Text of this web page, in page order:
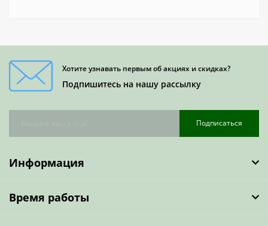
Хотите узнавать первым об акциях и скидках?
Подпишитесь на нашу рассылку
Подписаться
Информация
Время работы